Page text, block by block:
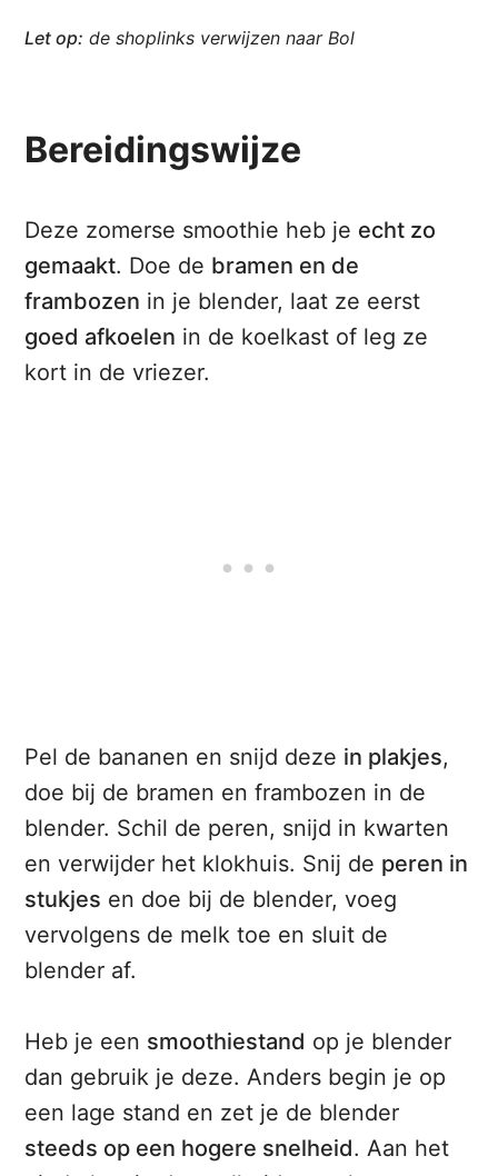
Let op: de shoplinks verwijzen naar Bol
Bereidingswijze
Deze zomerse smoothie heb je echt zo
gemaakt. Doe de bramen en de
frambozen in je blender, laat ze eerst
goed afkoelen in de koelkast of leg ze
kort in de vriezer.
Pel de bananen en snijd deze in plakjes,
doe bij de bramen en frambozen in de
blender. Schil de peren, snijd in kwarten
en verwijder het klokhuis. Snij de peren in
stukjes en doe bij de blender, voeg
vervolgens de melk toe en sluit de
blender af.
Heb je een smoothiestand op je blender
dan gebruik je deze. Anders begin je op
een lage stand en zet je de blender
steeds op een hogere snelheid. Aan het